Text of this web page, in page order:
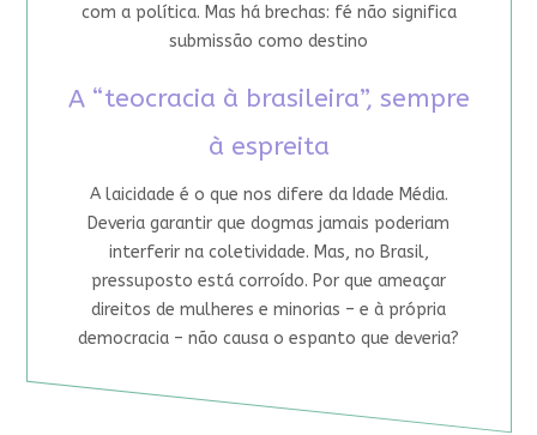
com a política. Mas há brechas: fé não significa
submissão como destino
A “teocracia à brasileira”, sempre
à espreita
A laicidade é o que nos difere da Idade Média.
Deveria garantir que dogmas jamais poderiam
interferir na coletividade. Mas, no Brasil,
pressuposto está corroído. Por que ameaçar
direitos de mulheres e minorias – e à própria
democracia – não causa o espanto que deveria?